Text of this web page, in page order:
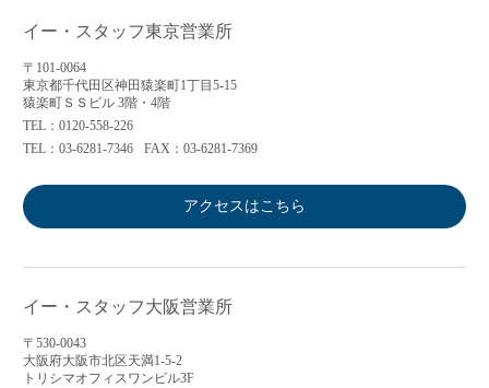
イー・スタッフ東京営業所
〒101-0064
東京都千代田区神田猿楽町1丁目5-15
猿楽町ＳＳビル 3階・4階
TEL：0120-558-226
TEL：03-6281-7346
FAX：03-6281-7369
アクセスはこちら
イー・スタッフ大阪営業所
〒530-0043
大阪府大阪市北区天満1-5-2
トリシマオフィスワンビル3F